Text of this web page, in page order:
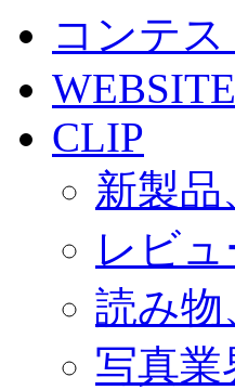
コンテス
WEBSITE
CLIP
新製
レビ
読み物
写真業